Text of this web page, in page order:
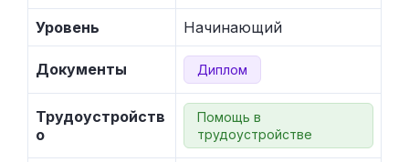
Уровень Начинающий
Документы Диплом
Трудоустройств
о
Помощь в
трудоустройстве